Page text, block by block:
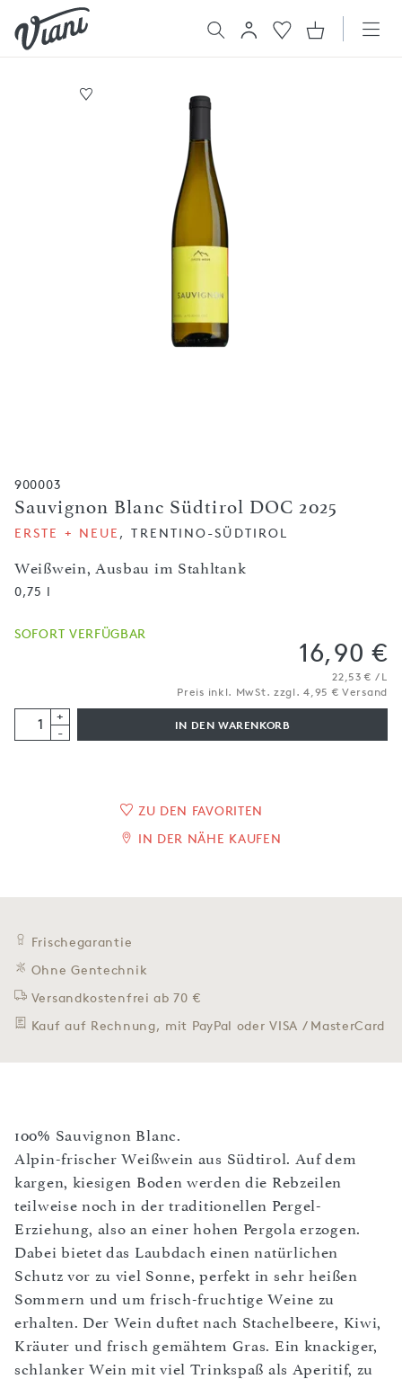
900003
Sauvignon Blanc Südtirol DOC 2025
Weißwein, Ausbau im Stahltank
ERSTE + NEUE , TRENTINO-SÜDTIROL
0,75 l
SOFORT VERFÜGBAR
16,90 €
22,53 € / L
Preis inkl. MwSt. zzgl. 4,95 € Versand
+
-
IN DEN WARENKORB
ZU DEN FAVORITEN
IN DER NÄHE KAUFEN
Frischegarantie
Ohne Gentechnik
Versandkostenfrei ab 70 €
Kauf auf Rechnung, mit PayPal oder VISA / MasterCard
100% Sauvignon Blanc.
Alpin-frischer Weißwein aus Südtirol. Auf dem
kargen, kiesigen Boden werden die Rebzeilen
teilweise noch in der traditionellen Pergel-
Erziehung, also an einer hohen Pergola erzogen.
Dabei bietet das Laubdach einen natürlichen
Schutz vor zu viel Sonne, perfekt in sehr heißen
Sommern und um frisch-fruchtige Weine zu
erhalten. Der Wein duftet nach Stachelbeere, Kiwi,
Kräuter und frisch gemähtem Gras. Ein knackiger,
schlanker Wein mit viel Trinkspaß als Aperitif, zu